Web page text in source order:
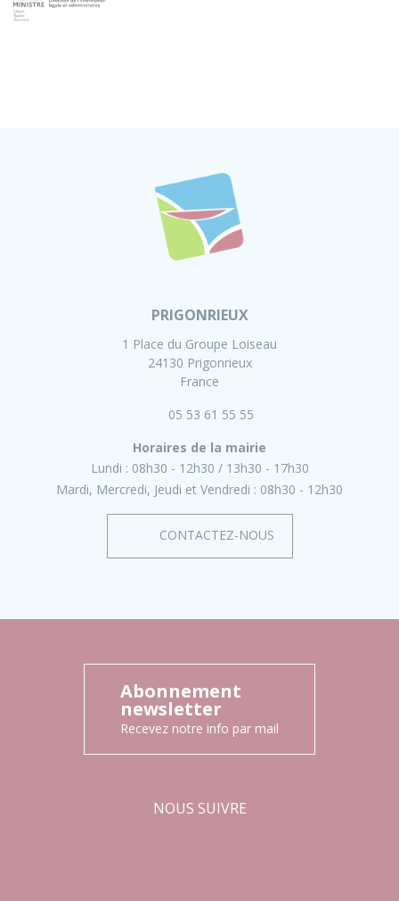
PRIGONRIEUX
1 Place du Groupe Loiseau
24130 Prigonrieux
France
05 53 61 55 55
Horaires de la mairie
Lundi : 08h30 - 12h30
13h30 - 17h30
Mardi, Mercredi, Jeudi et Vendredi : 08h30 - 12h30
CONTACTEZ-NOUS
Abonnement
newsletter
Recevez notre info par mail
NOUS SUIVRE